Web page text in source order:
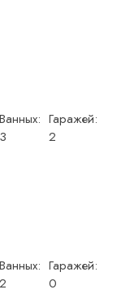
Ванных:
3
Гаражей:
2
Ванных:
2
Гаражей:
0